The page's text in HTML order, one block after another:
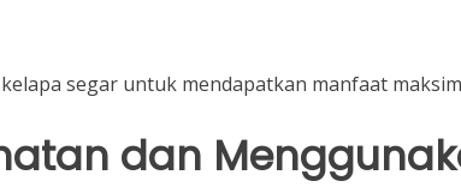
segar untuk mendapatkan manfaat
dan